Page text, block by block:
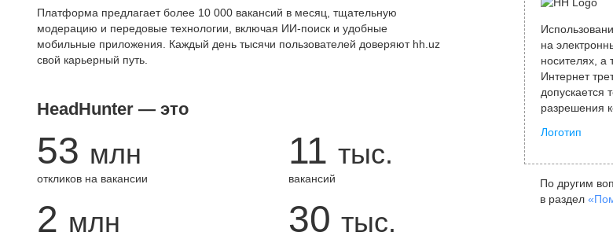
Платформа предлагает более 10 000 вакансий в месяц, тщательную
модерацию и передовые технологии, включая ИИ-поиск и удобные
мобильные приложения. Каждый день тысячи пользователей доверяют hh.uz
свой карьерный путь.
HeadHunter — это
53 млн
откликов на вакансии
11 тыс.
вакансий
2 млн 30 тыс.
на
носителях, а
Интернет
допускается
разрешения
Логотип
По другим
в раздел